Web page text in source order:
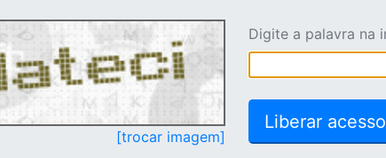
[trocar imagem]
Digite a palavra na